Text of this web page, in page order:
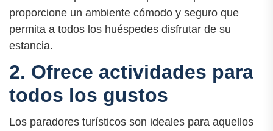
proporcione un ambiente cómodo y seguro que
permita a todos los huéspedes disfrutar de su
estancia.
2. Ofrece actividades para
todos los gustos
Los paradores turísticos son ideales para aquellos